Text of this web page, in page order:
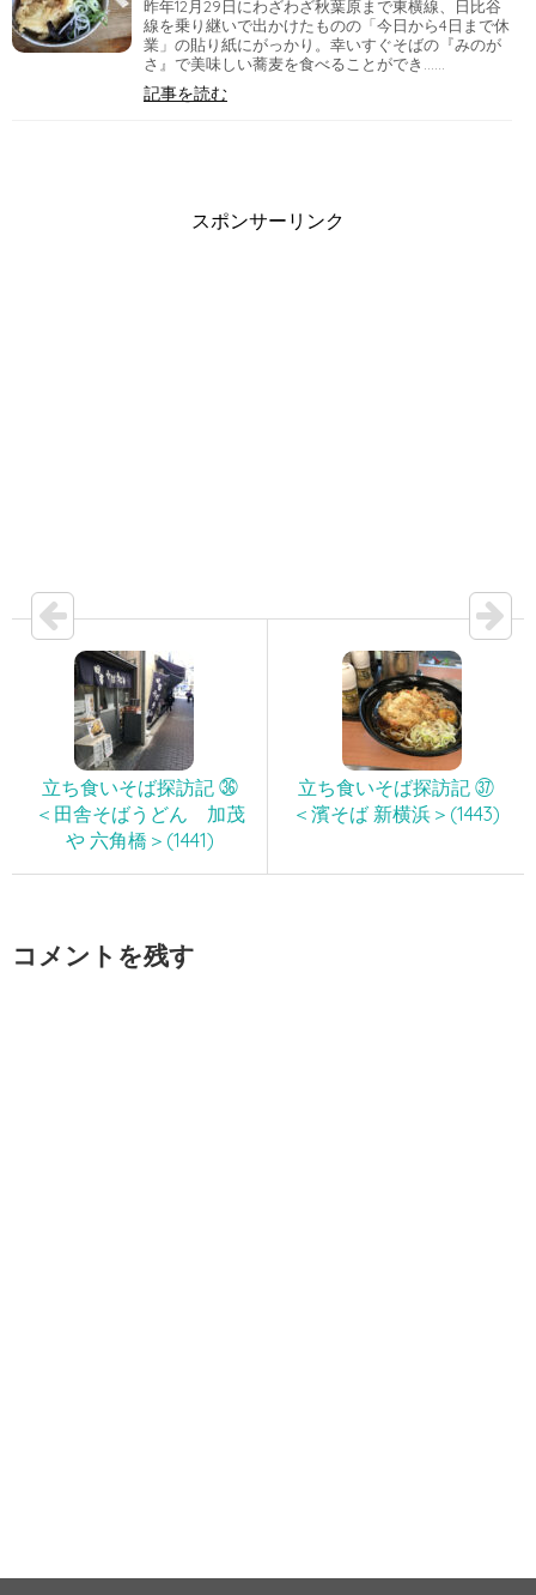
昨年12月29日にわざわざ秋葉原まで東横線、日比谷
線を乗り継いで出かけたものの「今日から4日まで休
業」の貼り紙にがっかり。幸いすぐそばの『みのが
さ』で美味しい蕎麦を食べることができ……
記事を読む
スポンサーリンク
立ち食いそば探訪記 ㊱
＜田舎そばうどん 加茂
や 六角橋＞(1441)
立ち食いそば探訪記 ㊲
＜濱そば 新横浜＞(1443)
コメントを残す